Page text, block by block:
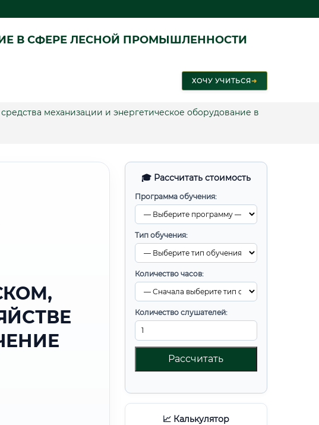
В СФЕРЕ ЛЕСНОЙ ПРОМЫШЛЕННОСТИ
ХОЧУ УЧИТЬСЯ➜
механизации и энергетическое оборудование в
🎓 Рассчитать стоимость
Программа обучения:
Тип обучения:
Количество часов:
Количество слушателей:
Рассчитать
📈 Калькулятор